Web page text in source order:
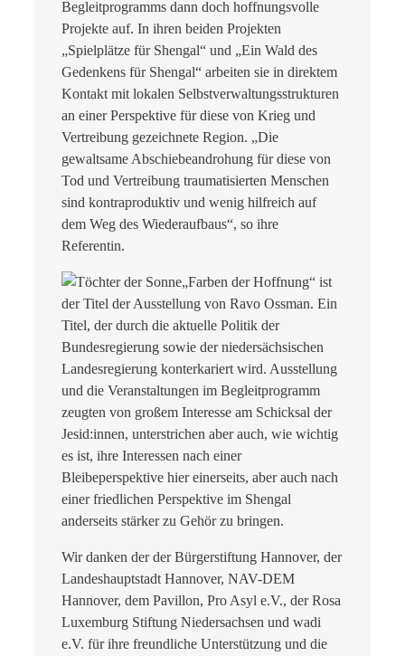
Begleitprogramms dann doch hoffnungsvolle
Projekte auf. In ihren beiden Projekten
„Spielplätze für Shengal“ und „Ein Wald des
Gedenkens für Shengal“ arbeiten sie in direktem
Kontakt mit lokalen Selbstverwaltungsstrukturen
an einer Perspektive für diese von Krieg und
Vertreibung gezeichnete Region. „Die
gewaltsame Abschiebeandrohung für diese von
Tod und Vertreibung traumatisierten Menschen
sind kontraproduktiv und wenig hilfreich auf
dem Weg des Wiederaufbaus“, so ihre
Referentin.
„Farben der Hoffnung“ ist
der Titel der Ausstellung von Ravo Ossman. Ein
Titel, der durch die aktuelle Politik der
Bundesregierung sowie der niedersächsischen
Landesregierung konterkariert wird. Ausstellung
und die Veranstaltungen im Begleitprogramm
zeugten von großem Interesse am Schicksal der
Jesid:innen, unterstrichen aber auch, wie wichtig
es ist, ihre Interessen nach einer
Bleibeperspektive hier einerseits, aber auch nach
einer friedlichen Perspektive im Shengal
anderseits stärker zu Gehör zu bringen.
Wir danken der der Bürgerstiftung Hannover, der
Landeshauptstadt Hannover, NAV-DEM
Hannover, dem Pavillon, Pro Asyl e.V., der Rosa
Luxemburg Stiftung Niedersachsen und wadi
e.V. für ihre freundliche Unterstützung und die